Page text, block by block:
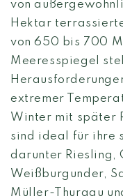
von
Hektar
von 650 bis 700
Meeresspiegel
extremer
Winter mit später
sind ideal für ihre
darunter Riesling,
Weißburgunder,
Müller-Thurgau